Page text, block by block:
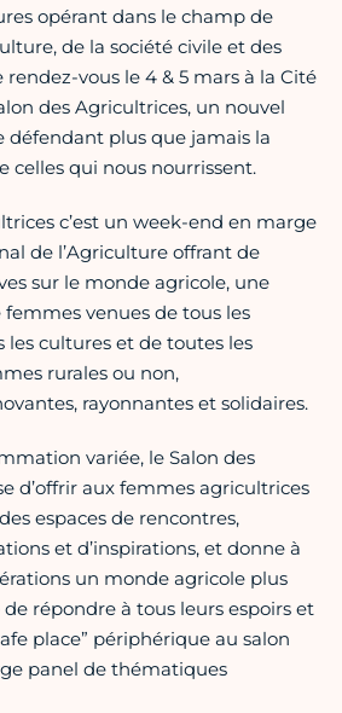
opérant dans le champ de
de la société civile et des
rendez-vous le 4 & 5 mars à la Cité
des Agricultrices, un nouvel
défendant plus que jamais la
celles qui nous nourrissent.
c’est un week-end en marge
de l’Agriculture offrant de
sur le monde agricole, une
venues de tous les
les cultures et de toutes les
rurales ou non,
rayonnantes et solidaires.
variée, le Salon des
d’offrir aux femmes agricultrices
espaces de rencontres,
et d’inspirations, et donne à
un monde agricole plus
répondre à tous leurs espoirs et
place” périphérique au salon
panel de thématiques